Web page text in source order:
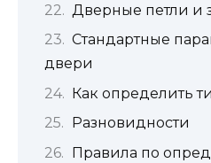
Дверные петли и
Стандартные
двери
Как определить
Разновидности
Правила по